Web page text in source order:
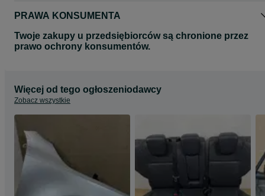
PRAWA KONSUMENTA
Twoje zakupy u przedsiębiorców są chronione przez
prawo ochrony konsumentów.
Więcej od tego ogłoszeniodawcy
Zobacz wszystkie